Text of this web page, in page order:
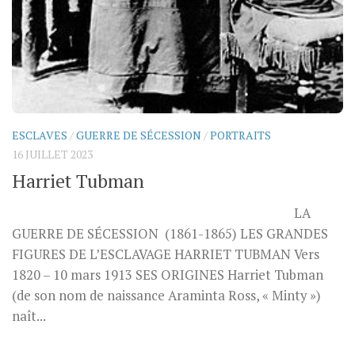
ESCLAVES /GUERRE DE SÉCESSION /PORTRAITS
16 JUILLET 2023
Harriet Tubman
LA
GUERRE DE SÉCESSION (1861-1865) LES GRANDES
FIGURES DE L’ESCLAVAGE HARRIET TUBMAN Vers
1820 – 10 mars 1913 SES ORIGINES Harriet Tubman
(de son nom de naissance Araminta Ross, « Minty »)
naît...